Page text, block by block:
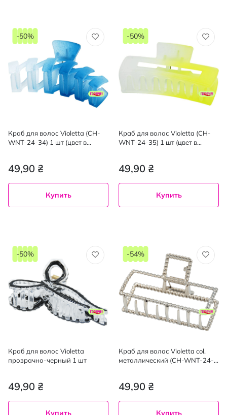
Краб для волос Violetta (CH-
WNT-24-34) 1 шт (цвет в
49,90 ₴
-50%
Купить
Краб для волос Violetta (CH-
WNT-24-35) 1 шт (цвет в
49,90 ₴
-50%
Купить
Краб для волос Violetta
прозрачно-черный 1 шт
49,90 ₴
-50%
Купить
Краб для волос Violetta col.
металлический (CH-WNT-24-
49,90 ₴
-54%
Купить